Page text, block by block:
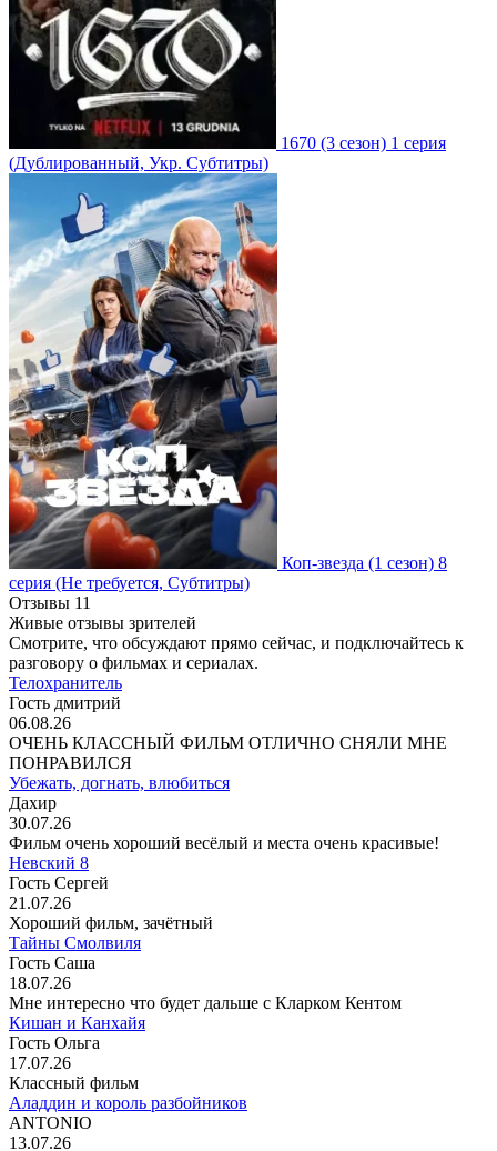
1670 (3 сезон) 1 серия
(Дублированный, Укр. Субтитры)
Коп-звезда (1 сезон) 8
серия (Не требуется, Субтитры)
Отзывы 11
Живые отзывы зрителей
Смотрите, что обсуждают прямо сейчас, и подключайтесь к
разговору о фильмах и сериалах.
Телохранитель
Гость дмитрий
06.08.26
ОЧЕНЬ КЛАССНЫЙ ФИЛЬМ ОТЛИЧНО СНЯЛИ МНЕ
ПОНРАВИЛСЯ
Убежать, догнать, влюбиться
Дахир
30.07.26
Фильм очень хороший весёлый и места очень красивые!
Невский 8
Гость Сергей
21.07.26
Хороший фильм, зачётный
Тайны Смолвиля
Гость Саша
18.07.26
Мне интересно что будет дальше с Кларком Кентом
Кишан и Канхайя
Гость Ольга
17.07.26
Классный фильм
Аладдин и король разбойников
ANTONIO
13.07.26